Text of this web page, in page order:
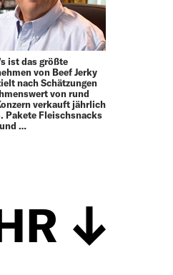
ist das größte
von Beef Jerky
nach Schätzungen
von rund
verkauft jährlich
Pakete Fleischsnacks
und …